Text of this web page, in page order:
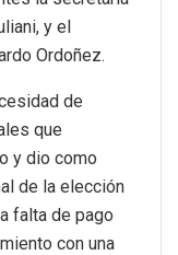
y el
Ordoñez.
de
que
y dio como
de la elección
falta de pago
con una